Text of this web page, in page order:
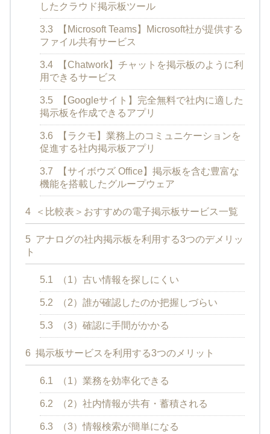
したクラウド掲示板ツール
3.3
【Microsoft Teams】Microsoft社が提供する
ファイル共有サービス
3.4
【Chatwork】チャットを掲示板のように利
用できるサービス
3.5
【Googleサイト】完全無料で社内に適した
掲示板を作成できるアプリ
3.6
【ラクモ】業務上のコミュニケーションを
促進する社内掲示板アプリ
3.7
【サイボウズ Office】掲示板を含む豊富な
機能を搭載したグループウェア
4 ＜比較表＞おすすめの電子掲示板サービス一覧
5 アナログの社内掲示板を利用する3つのデメリッ
ト
5.1 （1）古い情報を探しにくい
5.2 （2）誰が確認したのか把握しづらい
5.3 （3）確認に手間がかかる
6 掲示板サービスを利用する3つのメリット
6.1 （1）業務を効率化できる
6.2 （2）社内情報が共有・蓄積される
6.3 （3）情報検索が簡単になる